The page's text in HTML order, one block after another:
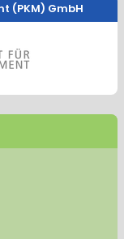
(PKM) GmbH